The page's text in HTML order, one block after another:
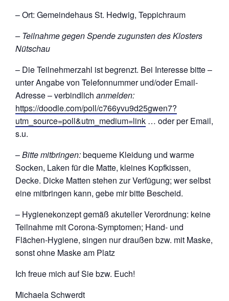
– Ort: Gemeindehaus St. Hedwig, Teppichraum
– Teilnahme gegen Spende zugunsten des Klosters
Nütschau
– Die Teilnehmerzahl ist begrenzt. Bei Interesse bitte –
unter Angabe von Telefonnummer und/oder Email-
Adresse – verbindlich anmelden:
https://doodle.com/poll/c766yvu9d25gwen7?
utm_source=poll&utm_medium=link … oder per Email,
s.u.
–Bitte mitbringen:bequeme Kleidung und warme
Socken, Laken für die Matte, kleines Kopfkissen,
Decke. Dicke Matten stehen zur Verfügung; wer selbst
eine mitbringen kann, gebe mir bitte Bescheid.
– Hygienekonzept gemäß akuteller Verordnung: keine
Teilnahme mit Corona-Symptomen; Hand- und
Flächen-Hygiene, singen nur draußen bzw. mit Maske,
sonst ohne Maske am Platz
Ich freue mich auf Sie bzw. Euch!
Michaela Schwerdt